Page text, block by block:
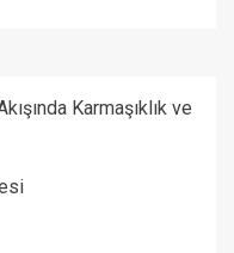
Karmaşıklık ve